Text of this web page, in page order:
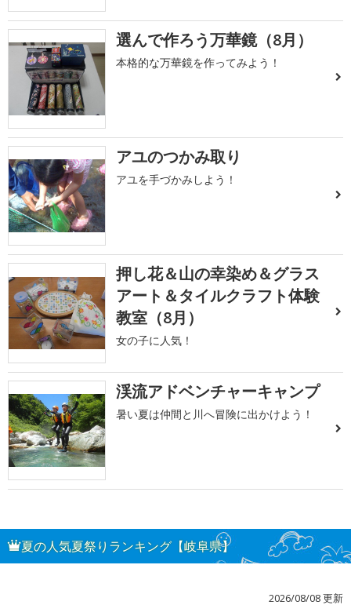
選んで作ろう万華鏡（8月）
本格的な万華鏡を作ってみよう！
アユのつかみ取り
アユを手づかみしよう！
押し花＆山の幸染め＆グラス
アート＆タイルクラフト体験
教室（8月）
女の子に人気！
渓流アドベンチャーキャンプ
暑い夏は仲間と川へ冒険に出かけよう！
夏の人気夏祭りランキング【岐阜県】
2026/08/08 更新